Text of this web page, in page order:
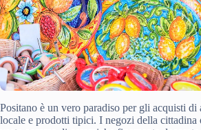
Positano è un vero paradiso per gli acquisti di
locale e prodotti tipici. I negozi della cittadina